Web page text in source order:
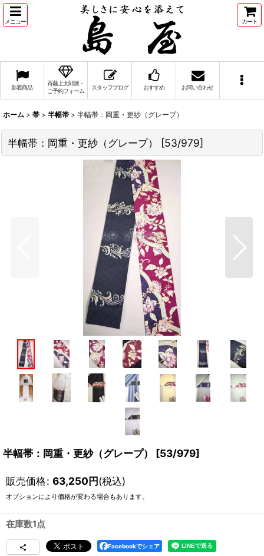
メニュー カート
新着商品
斉藤上太郎展・
ご予約フォーム
スタッフブログ おすすめ お問い合わせ
ホーム > 帯 > 半幅帯 > 半幅帯：岡重・更紗（グレープ）
半幅帯：岡重・更紗（グレープ） [53/979]
半幅帯：岡重・更紗（グレープ） [53/979]
販売価格: 63,250円(税込)
オプションにより価格が変わる場合もあります。
在庫数1点
Facebookでシェア